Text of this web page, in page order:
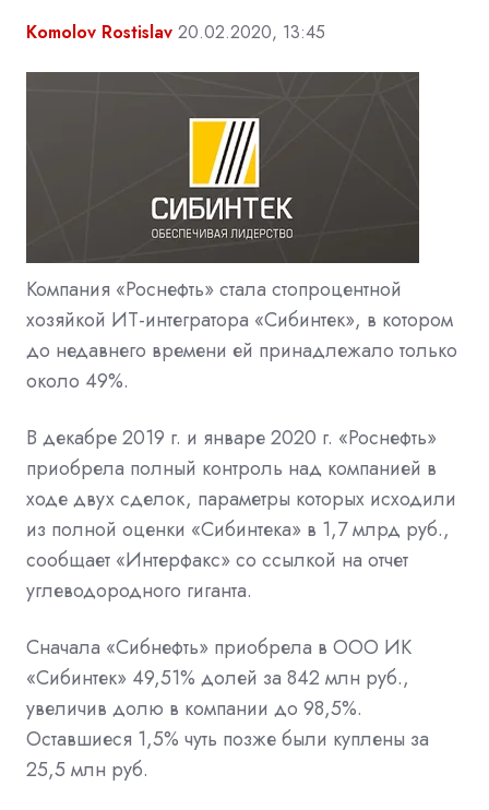
Komolov Rostislav 20.02.2020, 13:45
Компания «Роснефть» стала стопроцентной
хозяйкой ИТ-интегратора «Сибинтек», в котором
до недавнего времени ей принадлежало только
около 49%.
В декабре 2019 г. и январе 2020 г. «Роснефть»
приобрела полный контроль над компанией в
ходе двух сделок, параметры которых исходили
из полной оценки «Сибинтека» в 1,7 млрд руб.,
сообщает «Интерфакс» со ссылкой на отчет
углеводородного гиганта.
Сначала «Сибнефть» приобрела в ООО ИК
«Сибинтек» 49,51% долей за 842 млн руб.,
увеличив долю в компании до 98,5%.
Оставшиеся 1,5% чуть позже были куплены за
25,5 млн руб.